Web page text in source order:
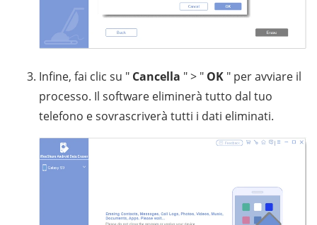
Infine, fai clic su " Cancella " > " OK " per avviare il
processo. Il software eliminerà tutto dal tuo
telefono e sovrascriverà tutti i dati eliminati.